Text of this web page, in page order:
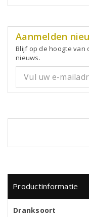
Aanmelden
Blijf op de hoogte van
nieuws.
Productinformatie
Dranksoort